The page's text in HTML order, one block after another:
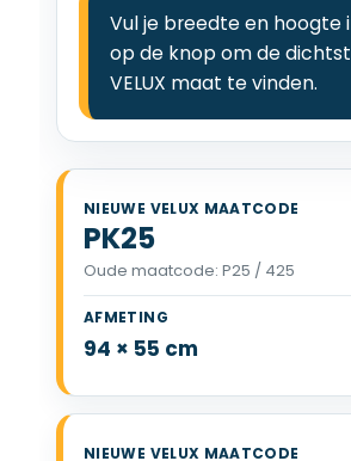
Vul je breedte en hoogte
op de knop om de
VELUX maat te vinden.
PK25
Oude maatcode: P25 / 425
VELUX PK25 94 x 55 cm
94 × 55 cm